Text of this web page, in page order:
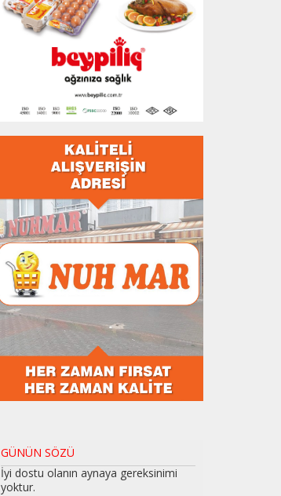
GÜNÜN SÖZÜ
İyi dostu olanın aynaya gereksinimi
yoktur.